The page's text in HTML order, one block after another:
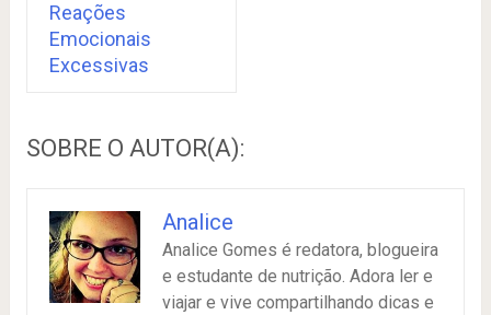
Reações
Emocionais
Excessivas
SOBRE O AUTOR(A):
Analice
Analice Gomes é redatora, blogueira
e estudante de nutrição. Adora ler e
viajar e vive compartilhando dicas e